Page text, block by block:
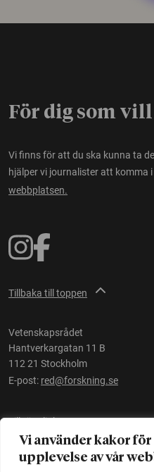
Vi använder kakor för
upplevelse av vår
För dig som
Vi finns för att du ska kunna ta
hjälper vi journalister att komma
webbplatsen.
Tillbaka till toppen
Vetenskapsrådet
Hantverkargatan 11 B
112 21 Stockholm
E-post: red@forskning.se
Tillgänglighet
Ett initiativ avVetenskapsrådet